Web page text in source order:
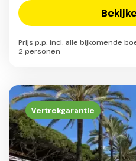
Prijs p.p. incl. alle bijkomende
2 personen
Vertrekgarantie